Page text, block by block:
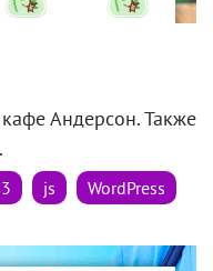
Андерсон. Также
js WordPress